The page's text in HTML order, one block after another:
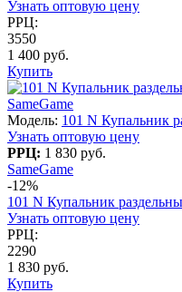
Узнать оптовую цену
РРЦ:
3550
1 400 руб.
Купить
SameGame
Модель: 101 N Купальник
Узнать оптовую цену
РРЦ: 1 830 руб.
SameGame
-12%
101 N Купальник
Узнать оптовую цену
РРЦ:
2290
1 830 руб.
Купить